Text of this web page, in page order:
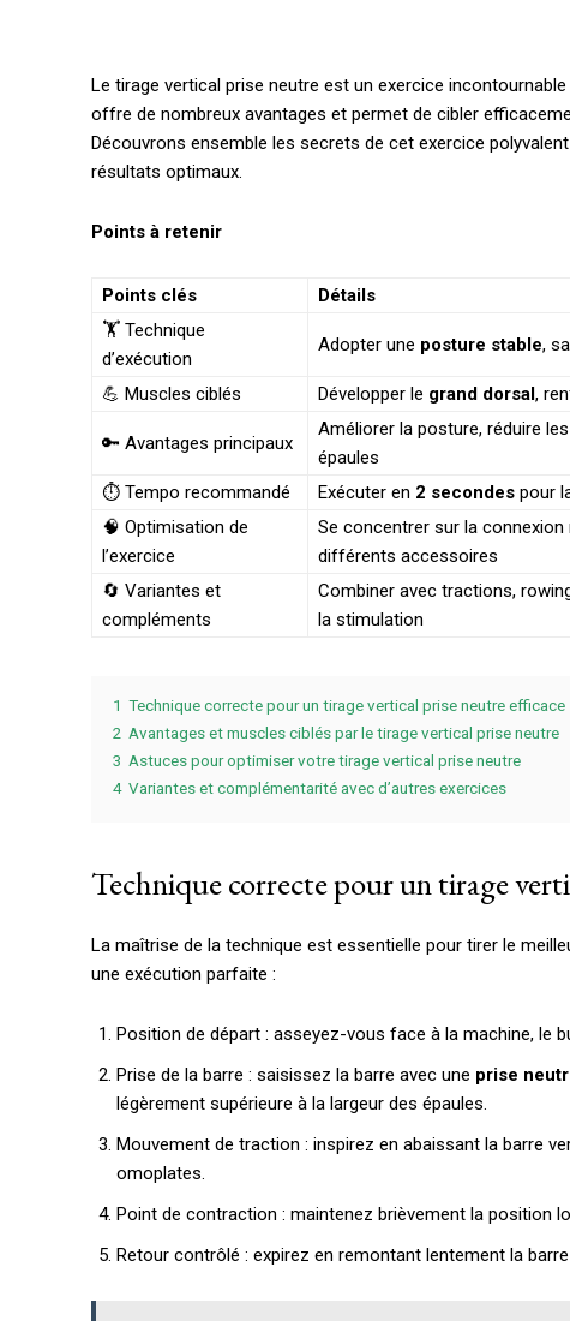
Le tirage vertical prise neutre est un exercice
offre de nombreux avantages et permet de cibler
Découvrons ensemble les secrets de cet exercice
résultats optimaux.
Points à retenir
Points clés
Détails
🏋️ Technique
d’exécution
Adopter une posture stable,
💪 Muscles ciblés Développer le grand dorsal,
🔑 Avantages principaux
Améliorer la posture, réduire
épaules
⏱️ Tempo recommandé
Exécuter en 2 secondes pour
🧠 Optimisation de
l’exercice
Se concentrer sur la connexion
différents accessoires
🔄 Variantes et
compléments
Combiner avec tractions,
la stimulation
1 Technique correcte pour un tirage vertical prise neutre efficace
2 Avantages et muscles ciblés par le tirage vertical prise neutre
3 Astuces pour optimiser votre tirage vertical prise neutre
4 Variantes et complémentarité avec d’autres exercices
Technique correcte pour un tirage
La maîtrise de la technique est essentielle pour tirer le
une exécution parfaite :
Position de départ : asseyez-vous face à la machine, le
Prise de la barre : saisissez la barre avec une prise
légèrement supérieure à la largeur des épaules.
Mouvement de traction : inspirez en abaissant la barre
omoplates.
Point de contraction : maintenez brièvement la position
Retour contrôlé : expirez en remontant lentement la